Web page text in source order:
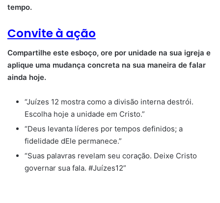
tempo.
Convite à ação
Compartilhe este esboço, ore por unidade na sua igreja e
aplique uma mudança concreta na sua maneira de falar
ainda hoje.
“Juízes 12 mostra como a divisão interna destrói.
Escolha hoje a unidade em Cristo.”
“Deus levanta líderes por tempos definidos; a
fidelidade dEle permanece.”
“Suas palavras revelam seu coração. Deixe Cristo
governar sua fala. #Juízes12”